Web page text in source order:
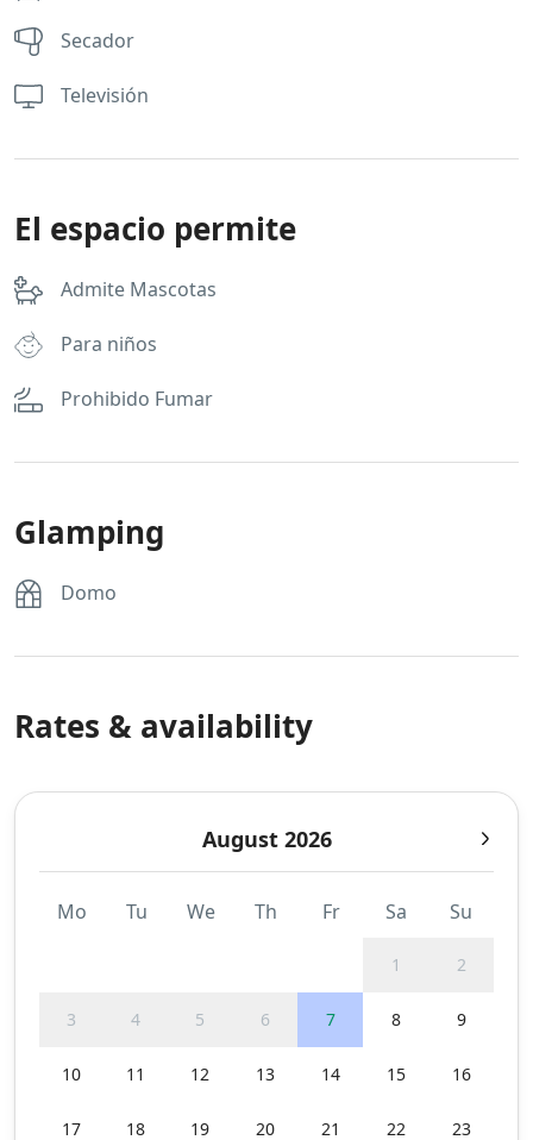
Secador
Televisión
El espacio permite
Admite Mascotas
Para niños
Prohibido Fumar
Glamping
Domo
Rates & availability
August 2026
Mo Tu We Th Fr Sa Su
1 2
3 4 5 6 7 8 9
10 11 12 13 14 15 16
17 18 19 20 21 22 23